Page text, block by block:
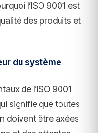
l’ISO 9001 est
des produits et
du système
de l’ISO 9001
signifie que toutes
doivent être axées